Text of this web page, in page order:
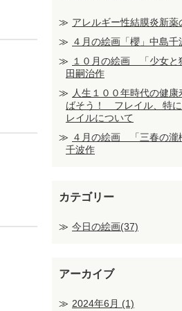
アレルギー性結膜炎新薬
４月の絵画「櫻」中島千
１０月の絵画 「少女
田嗣治作
人生１００年時代の健康
ばそう！ フレイル、特
レイルについて
４月の絵画 「三春の瀧
千波作
カテゴリー
今日の絵画(37)
アーカイブ
2024年6月 (1)